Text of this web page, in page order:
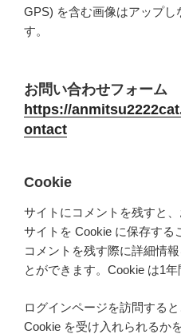
GPS) を含む画像はアップし
す。
お問い合わせフォーム
https://
ontact
Cookie
サイトにコメントを残すと
サイトを Cookie に保存する
コメントを残す際に詳細情
とができます。Cookie は1年
ログインページを訪問する
Cookie を受け入れられるか